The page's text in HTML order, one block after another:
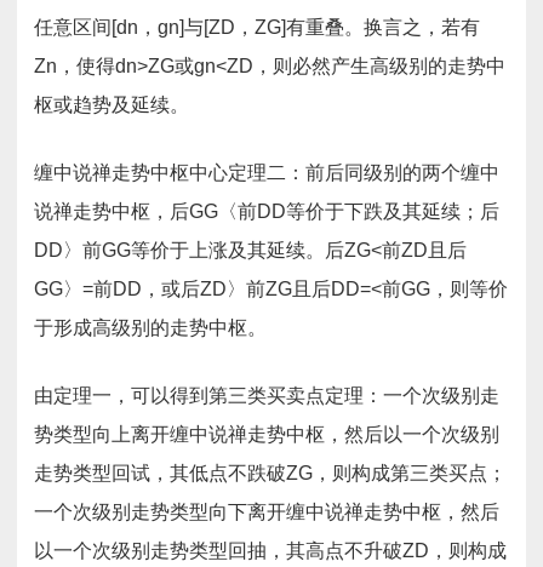
任意区间[dn，gn]与[ZD，ZG]有重叠。换言之，若有
Zn，使得dn>ZG或gn<ZD，则必然产生高级别的走势中
枢或趋势及延续。
缠中说禅走势中枢中心定理二：前后同级别的两个缠中
说禅走势中枢，后GG〈前DD等价于下跌及其延续；后
DD〉前GG等价于上涨及其延续。后ZG<前ZD且后
GG〉=前DD，或后ZD〉前ZG且后DD=<前GG，则等价
于形成高级别的走势中枢。
由定理一，可以得到第三类买卖点定理：一个次级别走
势类型向上离开缠中说禅走势中枢，然后以一个次级别
走势类型回试，其低点不跌破ZG，则构成第三类买点；
一个次级别走势类型向下离开缠中说禅走势中枢，然后
以一个次级别走势类型回抽，其高点不升破ZD，则构成